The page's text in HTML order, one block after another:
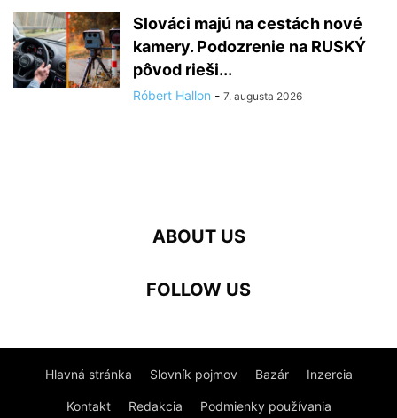
Slováci majú na cestách nové
kamery. Podozrenie na RUSKÝ
pôvod rieši...
Róbert Hallon - 7. augusta 2026
ABOUT US
FOLLOW US
Hlavná stránka Slovník pojmov Bazár Inzercia
Kontakt Redakcia Podmienky používania